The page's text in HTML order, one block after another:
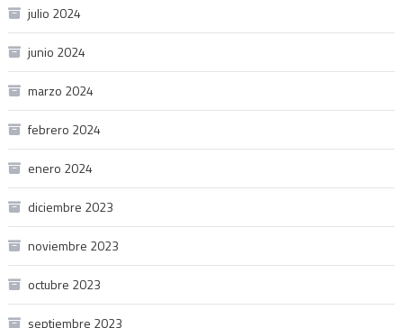
julio 2024
junio 2024
marzo 2024
febrero 2024
enero 2024
diciembre 2023
noviembre 2023
octubre 2023
septiembre 2023